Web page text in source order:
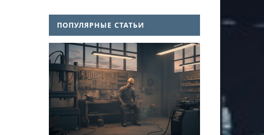
ПОПУЛЯРНЫЕ СТАТЬИ